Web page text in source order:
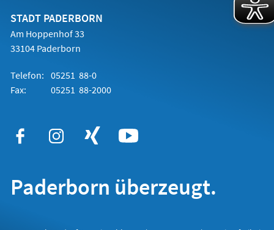
STADT PADERBORN
Am Hoppenhof 33
33104 Paderborn
Telefon: 05251 88-0
Fax:
05251 88-2000
Paderborn überzeugt.